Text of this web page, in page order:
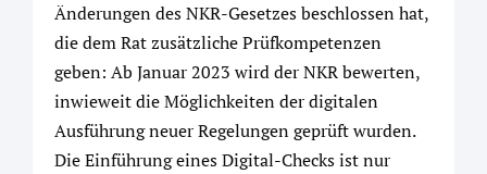
Änderungen des NKR-Gesetzes beschlossen hat,
die dem Rat zusätzliche Prüfkompetenzen
geben: Ab Januar 2023 wird der NKR bewerten,
inwieweit die Möglichkeiten der digitalen
Ausführung neuer Regelungen geprüft wurden.
Die Einführung eines Digital-Checks ist nur